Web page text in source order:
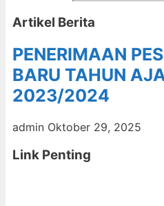
Artikel Berita
PENERIMAAN
BARU TAHUN
2023/2024
admin Oktober 29, 2025
Link Penting